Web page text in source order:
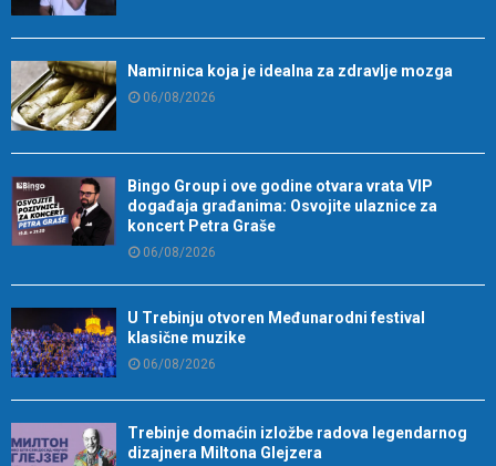
Namirnica koja je idealna za zdravlje mozga
06/08/2026
Bingo Group i ove godine otvara vrata VIP
događaja građanima: Osvojite ulaznice za
koncert Petra Graše
06/08/2026
U Trebinju otvoren Međunarodni festival
klasične muzike
06/08/2026
Trebinje domaćin izložbe radova legendarnog
dizajnera Miltona Glejzera